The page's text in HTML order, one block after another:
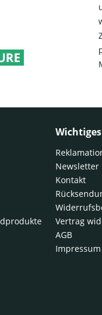
Wichtiges
Newsletter
Kontakt
Vertrag
AGB
Impressum